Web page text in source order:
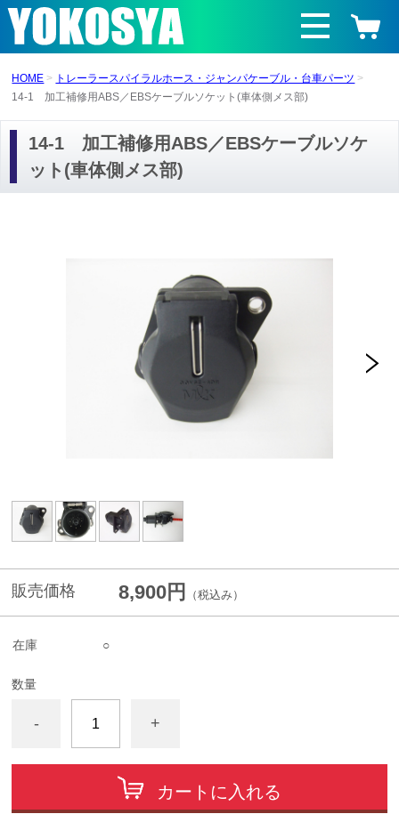
HOME
トレーラースパイラルホース・ジャンパケーブル・台車パーツ
14-1 加工補修用ABS／EBSケーブルソケット(車体側メス部)
14-1 加工補修用ABS／EBSケーブルソケ
ット(車体側メス部)
販売価格 8,900円 （税込み）
在庫 ○
数量
- +
カートに入れる